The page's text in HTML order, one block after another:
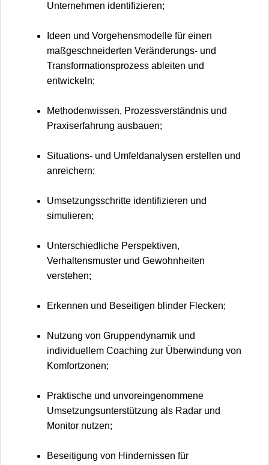
Unternehmen identifizieren;
Ideen und Vorgehensmodelle für einen
maßgeschneiderten Veränderungs- und
Transformationsprozess ableiten und
entwickeln;
Methodenwissen, Prozessverständnis und
Praxiserfahrung ausbauen;
Situations- und Umfeldanalysen erstellen und
anreichern;
Umsetzungsschritte identifizieren und
simulieren;
Unterschiedliche Perspektiven,
Verhaltensmuster und Gewohnheiten
verstehen;
Erkennen und Beseitigen blinder Flecken;
Nutzung von Gruppendynamik und
individuellem Coaching zur Überwindung von
Komfortzonen;
Praktische und unvoreingenommene
Umsetzungsunterstützung als Radar und
Monitor nutzen;
Beseitigung von Hindernissen für